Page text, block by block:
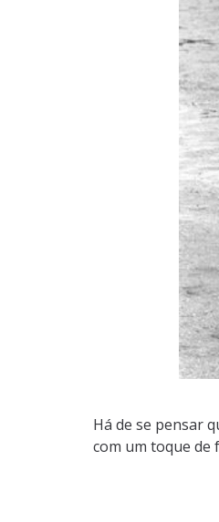
Há de se pensar
com um toque de